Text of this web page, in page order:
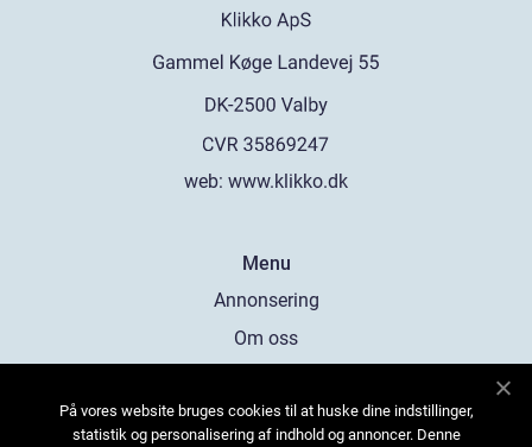
web: www.klikko.dk
Menu
Annonsering
Om oss
Kontakta oss
På vores website bruges cookies til at huske dine indstillinger,
statistik og personalisering af indhold og annoncer. Denne